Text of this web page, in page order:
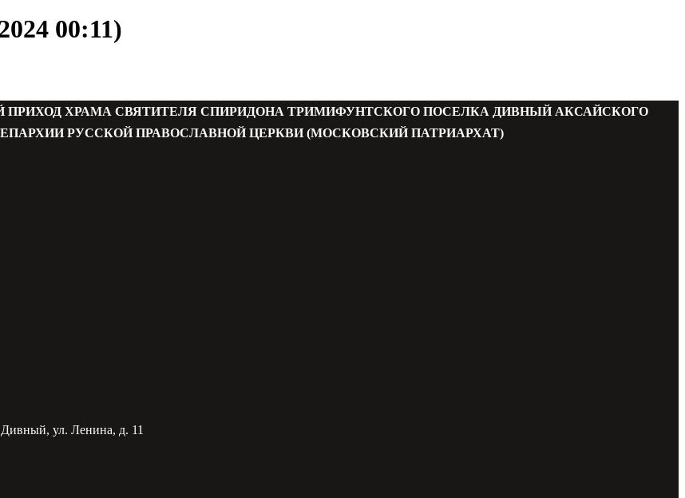
00:11)
ПРИХОД ХРАМА СВЯТИТЕЛЯ СПИРИДОНА ТРИМИФУНТСКОГО ПОСЕЛКА ДИВНЫЙ АКСАЙСКОГО
РУССКОЙ ПРАВОСЛАВНОЙ ЦЕРКВИ (МОСКОВСКИЙ ПАТРИАРХАТ)
ул. Ленина, д. 11